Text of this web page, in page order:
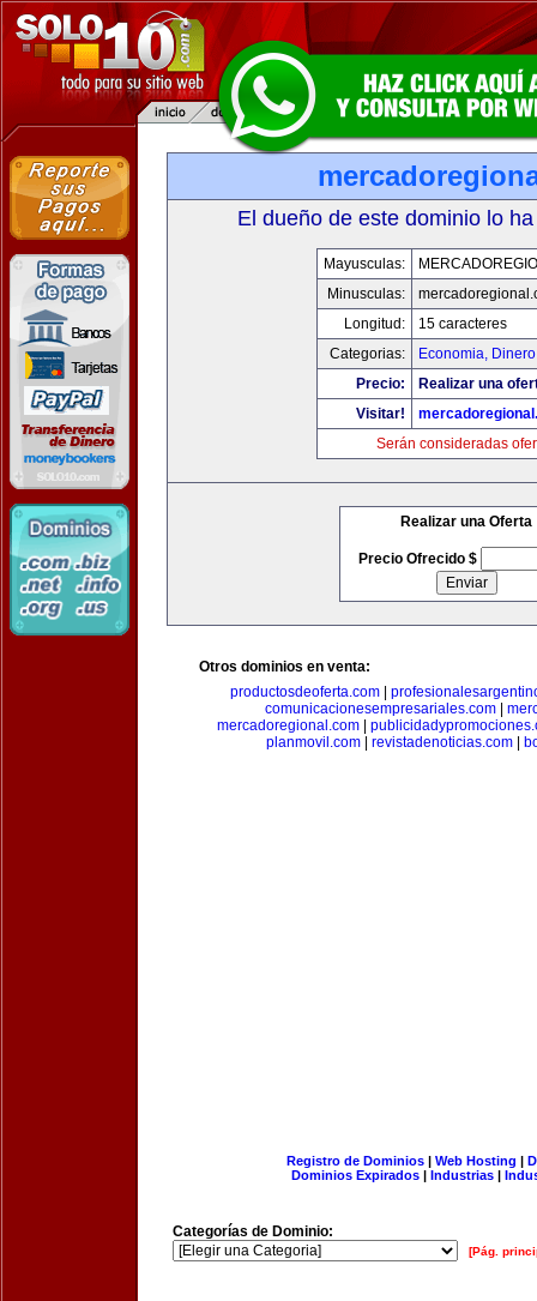
El dueño de este dominio lo
Mayusculas:
Minusculas:
Longitud:
15 caracteres
Categorias:
Economia,
Precio:
Realizar una
Visitar!
Serán consideradas
Realizar una Oferta
Precio Ofrecido $
Otros dominios en venta:
productosdeoferta.com|
comunicacionesempresariales.com
mercadoregional.com
planmovil.com| revistadenoticias.com|
Registro de Dominios| Web Hosting |
Dominios Expirados | Industrias |
Categorías de Dominio:
[Pág.